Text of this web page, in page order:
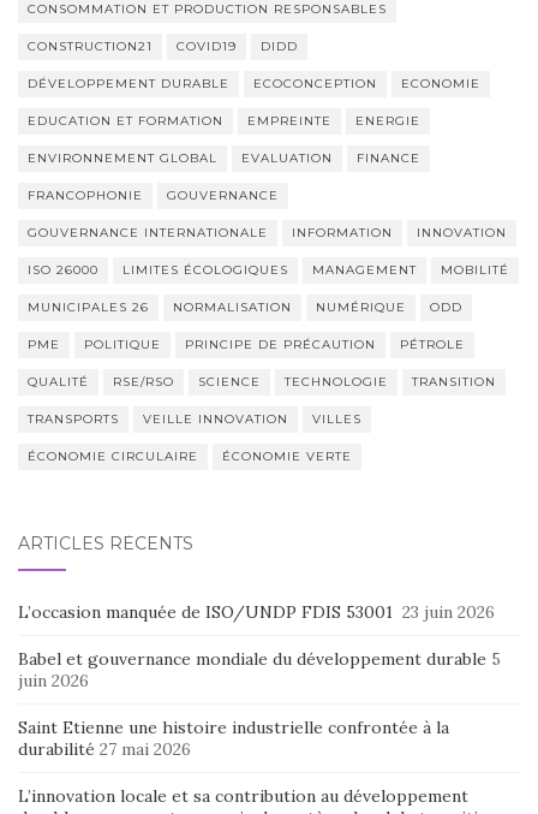
CONSOMMATION ET PRODUCTION RESPONSABLES
CONSTRUCTION21 COVID19 DIDD
DÉVELOPPEMENT DURABLE ECOCONCEPTION ECONOMIE
EDUCATION ET FORMATION EMPREINTE ENERGIE
ENVIRONNEMENT GLOBAL EVALUATION FINANCE
FRANCOPHONIE GOUVERNANCE
GOUVERNANCE INTERNATIONALE INFORMATION INNOVATION
ISO 26000 LIMITES ÉCOLOGIQUES MANAGEMENT MOBILITÉ
MUNICIPALES 26 NORMALISATION NUMÉRIQUE ODD
PME POLITIQUE PRINCIPE DE PRÉCAUTION PÉTROLE
QUALITÉ RSE/RSO SCIENCE TECHNOLOGIE TRANSITION
TRANSPORTS VEILLE INNOVATION VILLES
ÉCONOMIE CIRCULAIRE ÉCONOMIE VERTE
ARTICLES RÉCENTS
L’occasion manquée de ISO/UNDP FDIS 53001 23 juin 2026
Babel et gouvernance mondiale du développement durable 5
juin 2026
Saint Etienne une histoire industrielle confrontée à la
durabilité 27 mai 2026
L’innovation locale et sa contribution au développement